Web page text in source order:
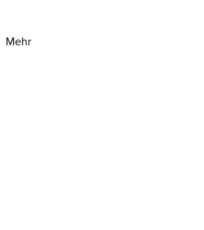
Mehr